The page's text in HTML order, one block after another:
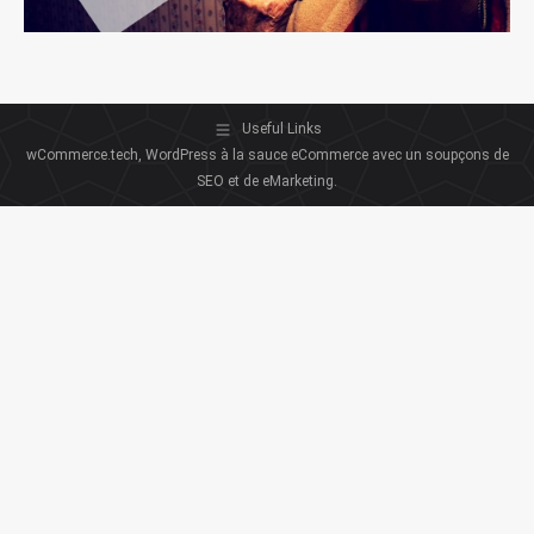
Useful Links
wCommerce.tech, WordPress à la sauce eCommerce avec un soupçons de
SEO et de eMarketing.